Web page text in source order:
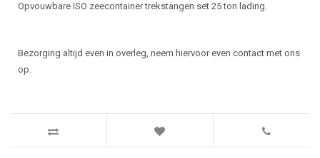
Opvouwbare ISO zeecontainer trekstangen set 25 ton lading.
Bezorging altijd even in overleg, neem hiervoor even contact met ons
op.